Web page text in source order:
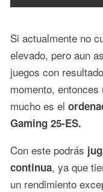
Si actualmente no
elevado, pero aun
juegos con
momento,
mucho es el
Gaming 25-ES.
Con este podrás
continua, ya que
un rendimiento